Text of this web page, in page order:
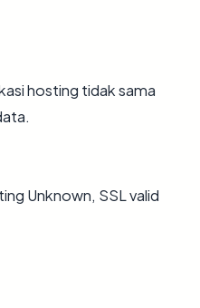
hosting tidak sama
Unknown, SSL valid